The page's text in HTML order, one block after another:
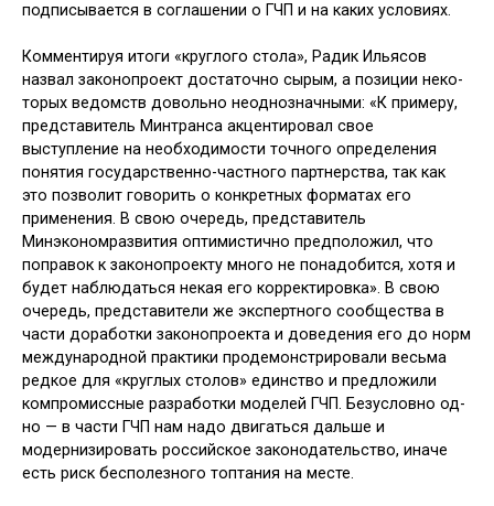
подписывается в со­глашении о ГЧП и на каких условиях.
Комментируя итоги «круглого сто­ла», Радик Ильясов
назвал законопро­ект достаточно сырым, а позиции неко­
торых ведомств довольно неоднознач­ными: «К примеру,
представитель Мин­транса акцентировал свое
выступление на необходимости точного определе­ния
понятия государственно-частно­го партнерства, так как
это позволит говорить о конкретных форматах его
применения. В свою очередь, предста­витель
Минэкономразвития оптими­стично предположил, что
поправок к законопроекту много не понадобится, хотя и
будет наблюдаться некая его корректировка». В свою
очередь, пред­ставители же экспертного сообщества в
части доработки законопроекта и до­ведения его до норм
международной практики продемонстрировали весьма
редкое для «круглых столов» единство и предложили
компромиссные раз­работки моделей ГЧП. Безусловно од­
но — в части ГЧП нам надо двигаться дальше и
модернизировать российское законодательство, иначе
есть риск бес­полезного топтания на месте.